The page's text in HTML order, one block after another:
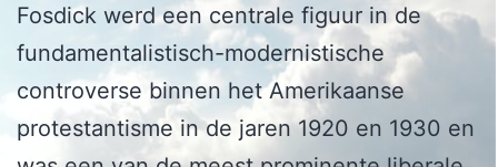
Fosdick werd een centrale figuur in de
fundamentalistisch-modernistische
controverse binnen het Amerikaanse
protestantisme in de jaren 1920 en 1930 en